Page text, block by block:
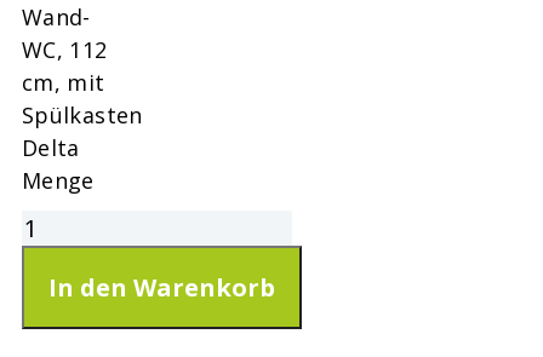
Wand-
WC, 112
cm, mit
Spülkasten
Delta
Menge
In den Warenkorb